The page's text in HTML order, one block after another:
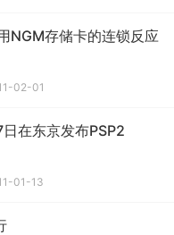
NGM存储卡的连锁反应
02-01
在东京发布PSP2
01-13